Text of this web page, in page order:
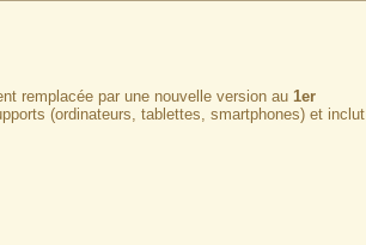
remplacée par une nouvelle version au 1er
(ordinateurs, tablettes, smartphones) et inclut